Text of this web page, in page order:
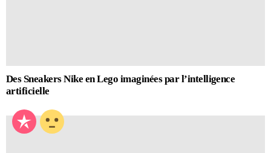
Des Sneakers Nike en Lego imaginées par l’intelligence
artificielle